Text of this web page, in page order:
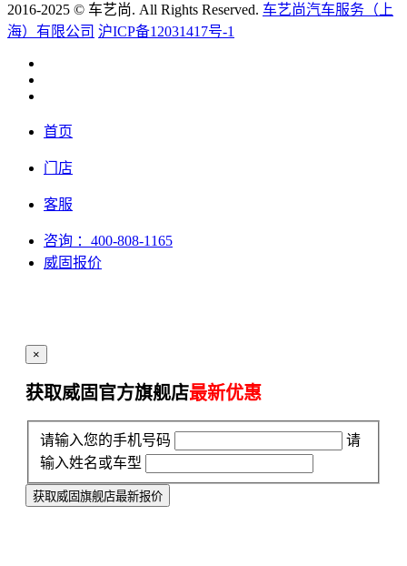
2016-2025 © 车艺尚. All Rights Reserved. 车艺尚汽车服务（上
海）有限公司 沪ICP备12031417号-1
首页
门店
客服
咨询 ：400-808-1165
威固报价
×
获取威固官方旗舰店最新优惠
请输入您的手机号码
请
输入姓名或车型
获取威固旗舰店最新报价